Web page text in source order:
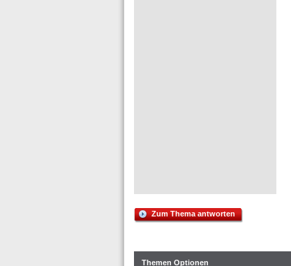
Zum Thema antworten
Themen Optionen